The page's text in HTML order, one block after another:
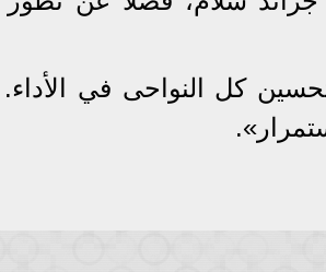
كل النواحى في